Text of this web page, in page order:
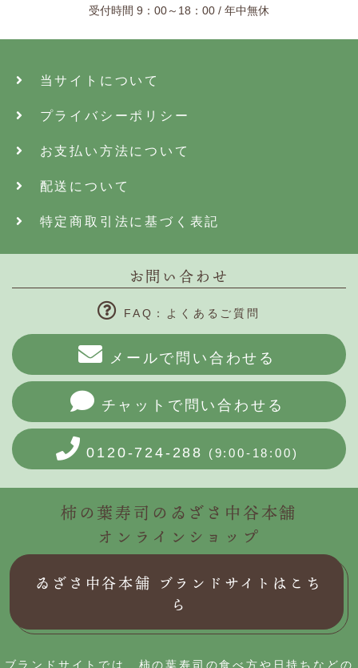
受付時間 9：00～18：00 / 年中無休
当サイトについて
プライバシーポリシー
お支払い方法について
配送について
特定商取引法に基づく表記
お問い合わせ
FAQ：よくあるご質問
メールで問い合わせる
チャットで問い合わせる
0120-724-288 (9:00-18:00)
柿の葉寿司のゐざさ中谷本舗
オンラインショップ
ゐざさ中谷本舗 ブランドサイトはこち
ら
ブランドサイトでは、柿の葉寿司の食べ方や日持ちなどの